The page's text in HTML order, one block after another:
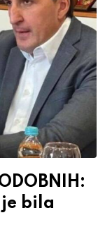
je bila